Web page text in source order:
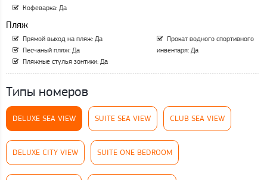
Кофеварка: Да
Пляж
Прямой выход на пляж: Да
Песчаный пляж: Да
Пляжные стулья зонтики: Да
Прокат водного спортивного
инвентаря: Да
Типы номеров
DELUXE SEA VIEW SUITE SEA VIEW CLUB SEA VIEW
DELUXE CITY VIEW SUITE ONE BEDROOM